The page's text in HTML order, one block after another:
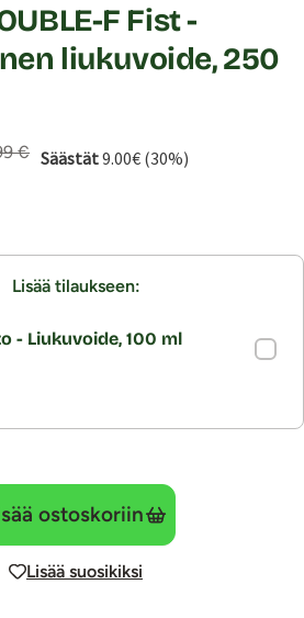
F Fist -
liukuvoide, 250
€ Säästät9.00€ (30%)
Lisää tilaukseen:
- Liukuvoide, 100 ml
ostoskoriin
Lisää suosikiksi